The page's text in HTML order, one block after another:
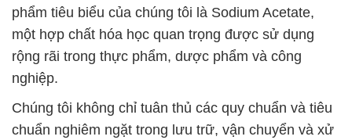
phẩm tiêu biểu của chúng tôi là Sodium Acetate,
một hợp chất hóa học quan trọng được sử dụng
rộng rãi trong thực phẩm, dược phẩm và công
nghiệp.
Chúng tôi không chỉ tuân thủ các quy chuẩn và tiêu
chuẩn nghiêm ngặt trong lưu trữ, vận chuyển và xử